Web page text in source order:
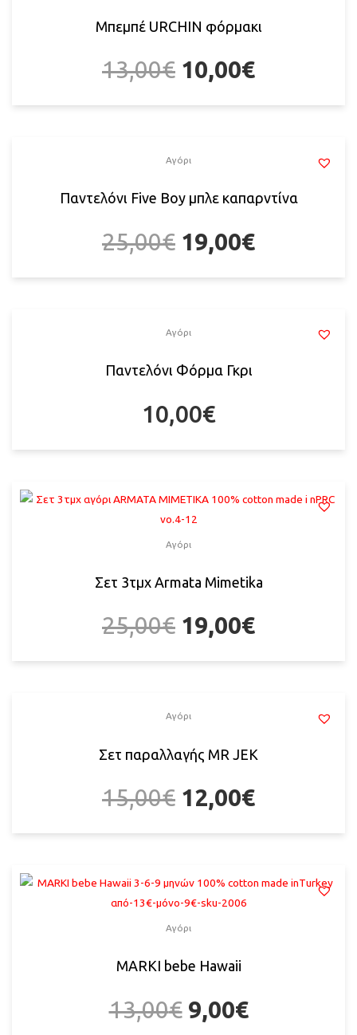
Μπεμπέ URCHIN φόρμακι
13,00€ 10,00€
Αγόρι
Παντελόνι Five Boy μπλε καπαρντίνα
25,00€ 19,00€
Αγόρι
Παντελόνι Φόρμα Γκρι
10,00€
Αγόρι
Σετ 3τμχ Armata Mimetika
25,00€ 19,00€
Αγόρι
Σετ παραλλαγής MR JEK
15,00€ 12,00€
Αγόρι
MARKI bebe Hawaii
13,00€ 9,00€